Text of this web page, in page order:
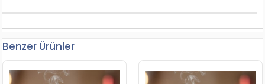
Benzer Ürünler